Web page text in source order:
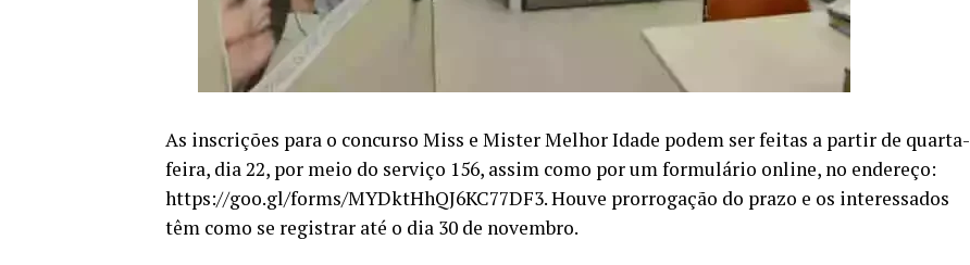
As inscrições para o concurso Miss e Mister Melhor Idade podem ser feitas a partir de quarta-
feira, dia 22, por meio do serviço 156, assim como por um formulário online, no endereço:
https://goo.gl/forms/MYDktHhQJ6KC77DF3. Houve prorrogação do prazo e os interessados
têm como se registrar até o dia 30 de novembro.